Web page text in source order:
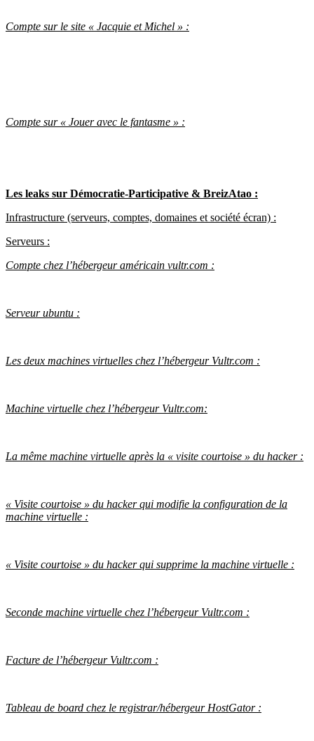
Compte sur le site « Jacquie et Michel » :
Compte sur « Jouer avec le fantasme » :
Les leaks sur Démocratie-Participative & BreizAtao :
Infrastructure (serveurs, comptes, domaines et société écran) :
Serveurs :
Compte chez l’hébergeur américain vultr.com :
Serveur ubuntu :
Les deux machines virtuelles chez l’hébergeur Vultr.com :
Machine virtuelle chez l’hébergeur Vultr.com:
La même machine virtuelle après la « visite courtoise » du hacker :
« Visite courtoise » du hacker qui modifie la configuration de la
machine virtuelle :
« Visite courtoise » du hacker qui supprime la machine virtuelle :
Seconde machine virtuelle chez l’hébergeur Vultr.com :
Facture de l’hébergeur Vultr.com :
Tableau de board chez le registrar/hébergeur HostGator :